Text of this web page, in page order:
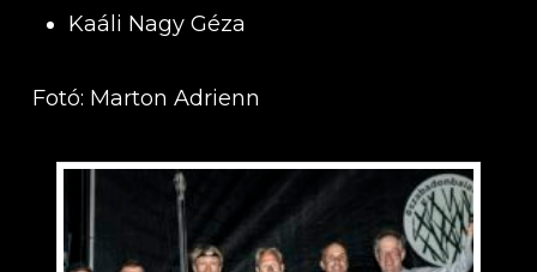
Kaáli Nagy Géza
Fotó: Marton Adrienn